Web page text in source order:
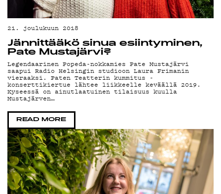
21. joulukuun 2018
Jännittääkö sinua esiintyminen,
Pate Mustajärvi?
Legendaarinen Popeda-nokkamies Pate Mustajärvi
saapui Radio Helsingin studioon Laura Frimanin
vieraaksi. Paten Teatterin kummitus -
konserttikiertue lähtee liikkeelle keväällä 2019.
Kyseessä on ainutlaatuinen tilaisuus kuulla
Mustajärven…
READ MORE